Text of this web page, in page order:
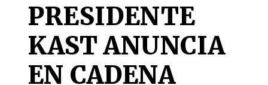
PRESIDENTE
KAST ANUNCIA
EN CADENA